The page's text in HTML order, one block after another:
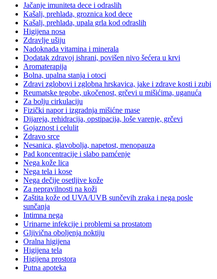
Jačanje imuniteta dece i odraslih
Kašalj, prehlada, groznica kod dece
Kašalj, prehlada, upala grla kod odraslih
Higijena nosa
Zdravlje ušiju
Nadoknada vitamina i minerala
Dodatak zdravoj ishrani, povišen nivo šećera u krvi
Aromaterapija
Bolna, upalna stanja i otoci
Zdravi zglobovi i zglobna hrskavica, jake i zdrave kosti i zubi
Reumatske tegobe, ukočenost, grčevi u mišićima, uganuća
Za bolju cirkulaciju
Fizički napor i izgradnja mišićne mase
Dijareja, rehidracija, opstipacija, loše varenje, grčevi
Gojaznost i celulit
Zdravo srce
Nesanica, glavobolja, napetost, menopauza
Pad koncentracije i slabo pamćenje
Nega kože lica
Nega tela i kose
Nega dečije osetljive kože
Za nepravilnosti na koži
Zaštita kože od UVA/UVB sunčevih zraka i nega posle
sunčanja
Intimna nega
Urinarne infekcije i problemi sa prostatom
Gljivična oboljenja noktiju
Oralna higijena
Higijena tela
Higijena prostora
Putna apoteka